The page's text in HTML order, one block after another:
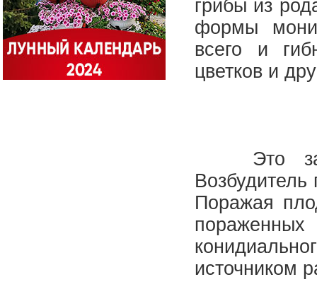
грибы из
формы
всего и
цветков и
Это
Поражая
источником